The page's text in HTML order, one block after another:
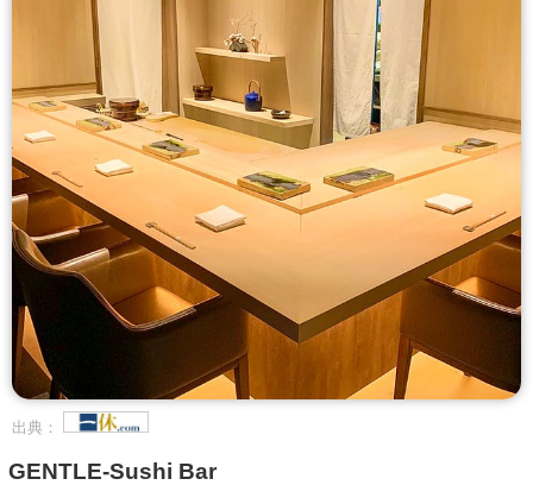
出典：
GENTLE-Sushi Bar